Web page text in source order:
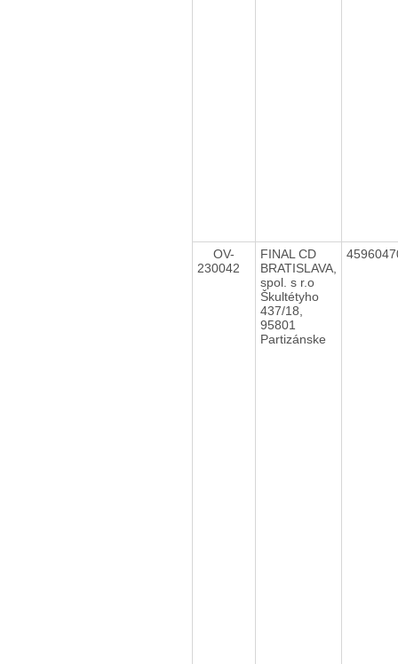
OV-
230042
FINAL CD
BRATISLAVA,
spol. s r.o
Škultétyho
437/18,
95801
Partizánske